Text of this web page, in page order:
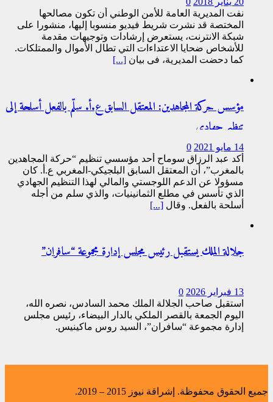
نفت المديرية العامة للأمن الوطني أن تكون مصالحها
المختصة قد نشرت شريط فيديو منسوبا إليها، منشورا على
شبكة الانترنت، يستعرض إرشادات وتوجيهات مقدمة
للأشخاص ضحايا الاعتداءات التي تطال الأموال والممتلكات.
كما دحضت المديرية، في بيان [...]
مؤسس حركة المجاهدين: المعتقل السابق ع.أ. سلّم بالفعل أسلحة إلى
تنظيم جهادي
14 مايو 2021
0
أكد عبد الرزاق سوماح أحد مؤسسي تنظيم “حركة المجاهدين
بالمغرب”، أن المعتقل السابق البلجيكي-المغربي ع.أ. كان
مسؤولا عن الدعم اللوجستي والمالي لهذا التنظيم الجهادي
الذي تأسس في مطلع الثمانينيات، والذي سلم من أجله
أسلحة بالفعل. وقال [...]
جلالة الملك يستقبل رئيس مجلس إدارة مجموعة “سافران”
13 فبراير 2026
0
استقبل صاحب الجلالة الملك محمد السادس، نصره الله،
اليوم الجمعة بالقصر الملكي بالدار البيضاء، رئيس مجلس
إدارة مجموعة “سافران”، السيد روس ماكينيس.
جميع الحقوق محفوظة. إشراقة نيوز 2015 – 2019.